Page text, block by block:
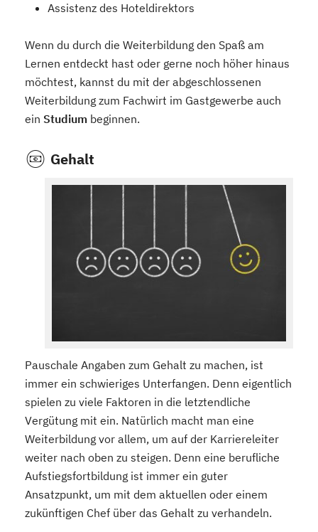
Assistenz des Hoteldirektors
Wenn du durch die Weiterbildung den Spaß am
Lernen entdeckt hast oder gerne noch höher hinaus
möchtest, kannst du mit der abgeschlossenen
Weiterbildung zum Fachwirt im Gastgewerbe auch
ein Studium beginnen.
Gehalt
Pauschale Angaben zum Gehalt zu machen, ist
immer ein schwieriges Unterfangen. Denn eigentlich
spielen zu viele Faktoren in die letztendliche
Vergütung mit ein. Natürlich macht man eine
Weiterbildung vor allem, um auf der Karriereleiter
weiter nach oben zu steigen. Denn eine berufliche
Aufstiegsfortbildung ist immer ein guter
Ansatzpunkt, um mit dem aktuellen oder einem
zukünftigen Chef über das Gehalt zu verhandeln.